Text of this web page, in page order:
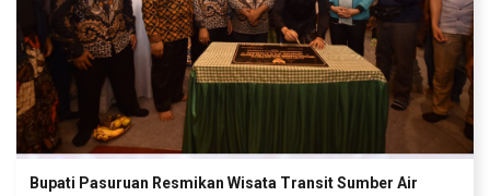
Bupati Pasuruan Resmikan Wisata Transit Sumber Air